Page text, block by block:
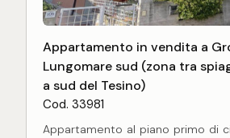
Appartamento in vendita a
Lungomare sud (zona tra
a sud del Tesino)
Cod. 33981
Appartamento al piano primo di